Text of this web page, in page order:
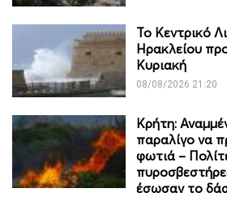
Το Κεντρικό
Ηρακλείου
Κυριακή
08/08/2026 21:20
Κρήτη:
παραλίγο να
φωτιά –
έσωσαν το